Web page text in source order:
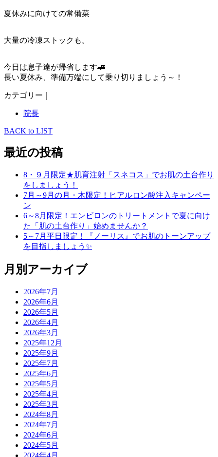
夏休みに向けての常備菜
大量の冷凍ストックも。
今日は息子達が帰省します🚄
長い夏休み、準備万端にして乗り切りましょう～！
カテゴリー｜
院長
BACK to LIST
最近の投稿
8・９月限定★肌育注射「スネコス」でお肌の土台作り
をしましょう！
7月～9月の月・木限定！ヒアルロン酸注入キャンペー
ン
6～8月限定！エンビロンのトリートメントで夏に向け
た「肌の土台作り」始めませんか？
5～7月平日限定！『ノーリス』でお肌のトーンアップ
を目指しましょう✨
月別アーカイブ
2026年7月
2026年6月
2026年5月
2026年4月
2026年3月
2025年12月
2025年9月
2025年7月
2025年6月
2025年5月
2025年4月
2025年3月
2024年8月
2024年7月
2024年6月
2024年5月